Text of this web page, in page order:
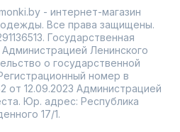
- интернет-магазин
Все права защищены.
Государственная
Администрацией Ленинского
о государственной
номер в
от 12.09.2023 Администрацией
Юр. адрес: Республика
17/1.